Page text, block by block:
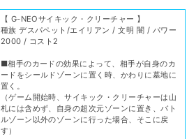
【 G-NEOサイキック・クリーチャー 】
種族 デスパペット/エイリアン / 文明 闇 / パワー
2000 / コスト2
■相手のカードの効果によって、相手が自身のカ
ードをシールドゾーンに置く時、かわりに墓地に
置く。
（ゲーム開始時、サイキック・クリーチャーは山
札には含めず、自身の超次元ゾーンに置き、バト
ルゾーン以外のゾーンに行った場合、そこに戻
す）